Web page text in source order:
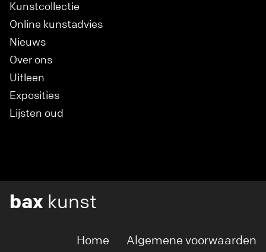
Kunstcollectie
Online kunstadvies
Nieuws
Over ons
Uitleen
Exposities
Lijsten oud
bax kunst
Home Algemene voorwaarden